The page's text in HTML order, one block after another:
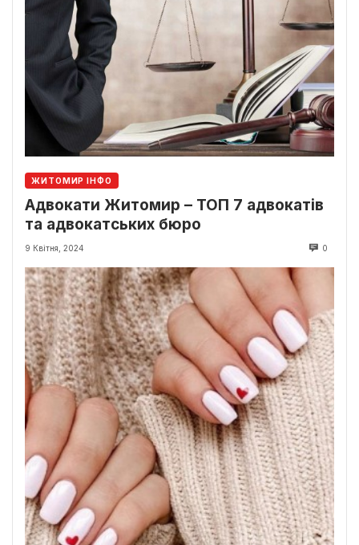
ЖИТОМИР ІНФО
Адвокати Житомир – ТОП 7 адвокатів
та адвокатських бюро
9 Квітня, 2024 0